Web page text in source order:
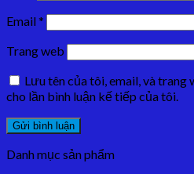
Email*
Trang web
Lưu tên của tôi, email, và
cho lần bình luận kế tiếp của tôi.
Danh mục sản phẩm